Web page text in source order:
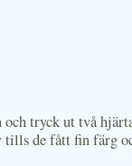
och tryck ut två
tills de fått fin färg